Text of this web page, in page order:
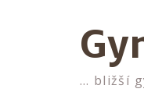
… bližší